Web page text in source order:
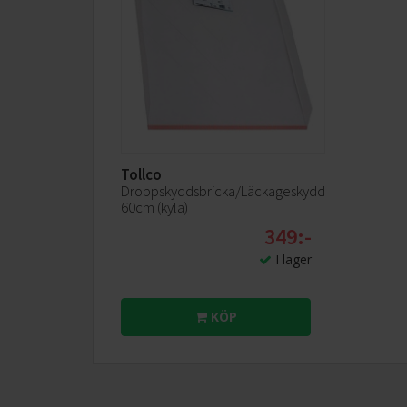
Med AirSystem blåses den kalla luften runt i skåpet.
du slipper tänka på var i skåpet du ska placera
Tollco
Droppskyddsbricka/Läckageskydd
60cm (kyla)
349:-
I lager
KÖP